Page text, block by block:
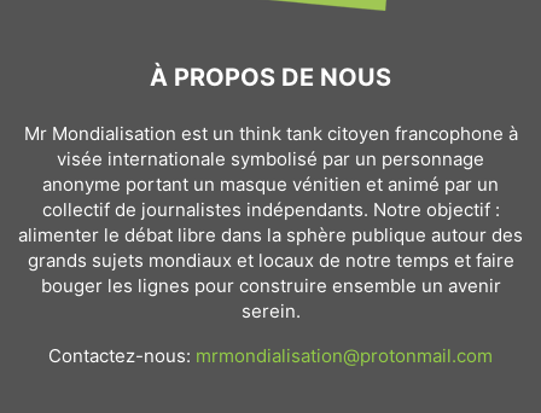
À PROPOS DE NOUS
Mr Mondialisation est un think tank citoyen francophone à
visée internationale symbolisé par un personnage
anonyme portant un masque vénitien et animé par un
collectif de journalistes indépendants. Notre objectif :
alimenter le débat libre dans la sphère publique autour des
grands sujets mondiaux et locaux de notre temps et faire
bouger les lignes pour construire ensemble un avenir
serein.
Contactez-nous: mrmondialisation@protonmail.com